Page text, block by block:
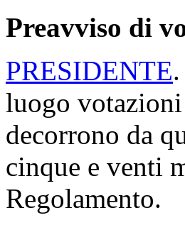
Preavviso di
PRESIDENTE
luogo
decorrono da
cinque e venti
Regolamento.